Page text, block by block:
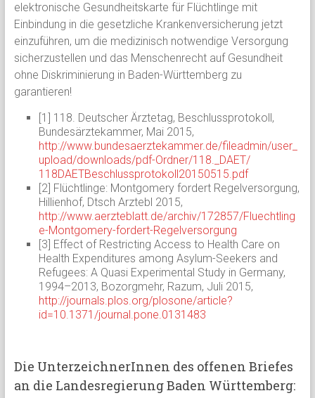
elektronische Gesundheitskarte für Flüchtlinge mit
Einbindung in die gesetzliche Krankenversicherung jetzt
einzuführen, um die medizinisch notwendige Versorgung
sicherzustellen und das Menschenrecht auf Gesundheit
ohne Diskriminierung in Baden-Württemberg zu
garantieren!
[1] 118. Deutscher Ärztetag, Beschlussprotokoll,
Bundesärztekammer, Mai 2015,
http://www.bundesaerztekammer.de/fileadmin/user_
upload/downloads/pdf-Ordner/118._DAET/
118DAETBeschlussprotokoll20150515.pdf
[2] Flüchtlinge: Montgomery fordert Regelversorgung,
Hillienhof, Dtsch Arztebl 2015,
http://www.aerzteblatt.de/archiv/172857/Fluechtling
e-Montgomery-fordert-Regelversorgung
[3] Effect of Restricting Access to Health Care on
Health Expenditures among Asylum-Seekers and
Refugees: A Quasi Experimental Study in Germany,
1994–2013, Bozorgmehr, Razum, Juli 2015,
http://journals.plos.org/plosone/article?
id=10.1371/journal.pone.0131483
Die UnterzeichnerInnen des offenen Briefes
an die Landesregierung Baden Württemberg: